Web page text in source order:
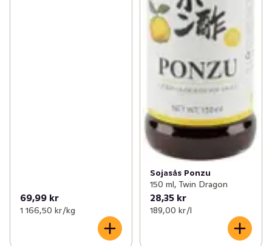
69,99 kr
1 166,50 kr /kg
Sojasås Ponzu
150 ml, Twin Dragon
28,35 kr
189,00 kr /l